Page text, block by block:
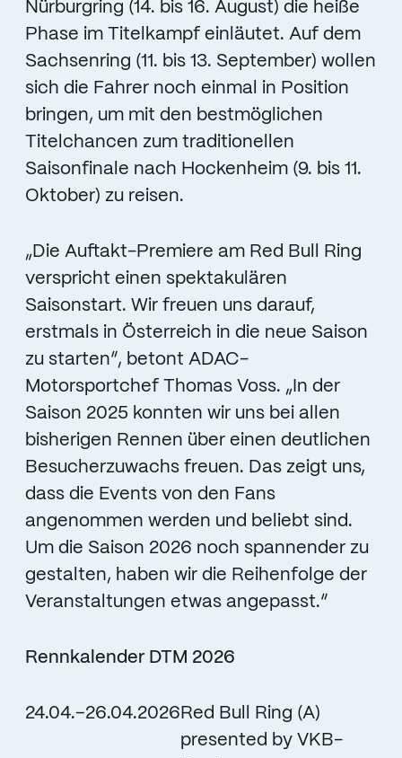
Nürburgring (14. bis 16. August) die heiße
Phase im Titelkampf einläutet. Auf dem
Sachsenring (11. bis 13. September) wollen
sich die Fahrer noch einmal in Position
bringen, um mit den bestmöglichen
Titelchancen zum traditionellen
Saisonfinale nach Hockenheim (9. bis 11.
Oktober) zu reisen.
„Die Auftakt-Premiere am Red Bull Ring
verspricht einen spektakulären
Saisonstart. Wir freuen uns darauf,
erstmals in Österreich in die neue Saison
zu starten“, betont ADAC-
Motorsportchef Thomas Voss. „In der
Saison 2025 konnten wir uns bei allen
bisherigen Rennen über einen deutlichen
Besucherzuwachs freuen. Das zeigt uns,
dass die Events von den Fans
angenommen werden und beliebt sind.
Um die Saison 2026 noch spannender zu
gestalten, haben wir die Reihenfolge der
Veranstaltungen etwas angepasst.“
Rennkalender DTM 2026
24.04.–26.04.2026 Red Bull Ring (A)
presented by VKB-